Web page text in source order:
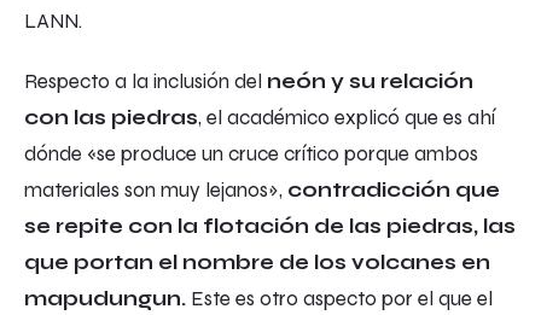
LANN.
Respecto a la inclusión del neón y su relación
con las piedras, el académico explicó que es ahí
dónde «se produce un cruce crítico porque ambos
materiales son muy lejanos», contradicción que
se repite con la flotación de las piedras, las
que portan el nombre de los volcanes en
mapudungun. Este es otro aspecto por el que el